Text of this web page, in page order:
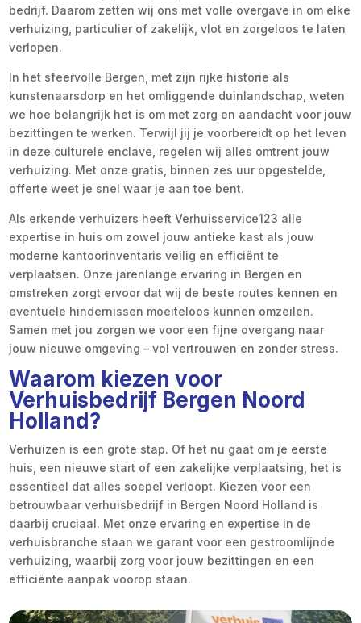
bedrijf. Daarom zetten wij ons met volle overgave in om elke
verhuizing, particulier of zakelijk, vlot en zorgeloos te laten
verlopen.
In het sfeervolle Bergen, met zijn rijke historie als
kunstenaarsdorp en het omliggende duinlandschap, weten
we hoe belangrijk het is om met zorg en aandacht voor jouw
bezittingen te werken. Terwijl jij je voorbereidt op het leven
in deze culturele enclave, regelen wij alles omtrent jouw
verhuizing. Met onze gratis, binnen zes uur opgestelde,
offerte weet je snel waar je aan toe bent.
Als erkende verhuizers heeft Verhuisservice123 alle
expertise in huis om zowel jouw antieke kast als jouw
moderne kantoorinventaris veilig en efficiënt te
verplaatsen. Onze jarenlange ervaring in Bergen en
omstreken zorgt ervoor dat wij de beste routes kennen en
eventuele hindernissen moeiteloos kunnen omzeilen.
Samen met jou zorgen we voor een fijne overgang naar
jouw nieuwe omgeving – vol vertrouwen en zonder stress.
Waarom kiezen voor
Verhuisbedrijf Bergen Noord
Holland?
Verhuizen is een grote stap. Of het nu gaat om je eerste
huis, een nieuwe start of een zakelijke verplaatsing, het is
essentieel dat alles soepel verloopt. Kiezen voor een
betrouwbaar verhuisbedrijf in Bergen Noord Holland is
daarbij cruciaal. Met onze ervaring en expertise in de
verhuisbranche staan we garant voor een gestroomlijnde
verhuizing, waarbij zorg voor jouw bezittingen en een
efficiënte aanpak voorop staan.